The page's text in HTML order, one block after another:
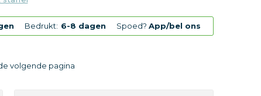
Bedrukt: 6-8 dagen Spoed?App/bel ons
volgende pagina